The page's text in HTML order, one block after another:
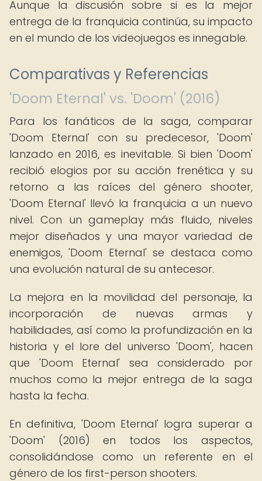
Aunque la discusión sobre si es la mejor
entrega de la franquicia continúa, su impacto
en el mundo de los videojuegos es innegable.
Comparativas y Referencias
'Doom Eternal' vs. 'Doom' (2016)
Para los fanáticos de la saga, comparar
'Doom Eternal' con su predecesor, 'Doom'
lanzado en 2016, es inevitable. Si bien 'Doom'
recibió elogios por su acción frenética y su
retorno a las raíces del género shooter,
'Doom Eternal' llevó la franquicia a un nuevo
nivel. Con un gameplay más fluido, niveles
mejor diseñados y una mayor variedad de
enemigos, 'Doom Eternal' se destaca como
una evolución natural de su antecesor.
La mejora en la movilidad del personaje, la
incorporación de nuevas armas y
habilidades, así como la profundización en la
historia y el lore del universo 'Doom', hacen
que 'Doom Eternal' sea considerado por
muchos como la mejor entrega de la saga
hasta la fecha.
En definitiva, 'Doom Eternal' logra superar a
'Doom' (2016) en todos los aspectos,
consolidándose como un referente en el
género de los first-person shooters.